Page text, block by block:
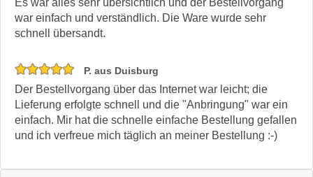
Es war alles sehr übersichtlich und der Bestellvorgang
war einfach und verständlich. Die Ware wurde sehr
schnell übersandt.
P. aus Duisburg
Der Bestellvorgang über das Internet war leicht; die
Lieferung erfolgte schnell und die "Anbringung" war ein
einfach. Mir hat die schnelle einfache Bestellung gefallen
und ich verfreue mich täglich an meiner Bestellung :-)